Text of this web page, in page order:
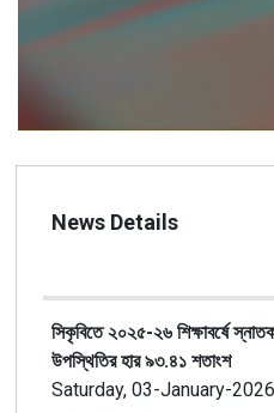
News Details
সিকৃবিতে ২০২৫-২৬ শিক্ষাবর্ষে
উপস্থিতির হার ৯৩.৪১ শতাংশ
Saturday, 03-January-